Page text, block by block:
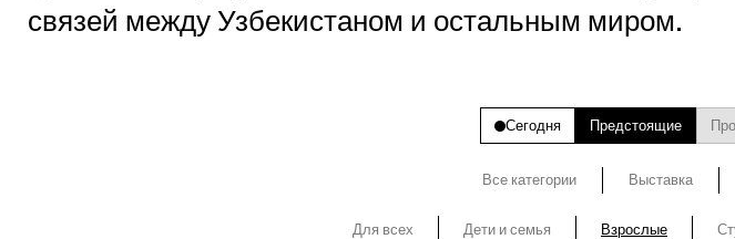
связей между Узбекистаном и остальным миром.
Сегодня Предстоящие
Все категории Выставка
Для всех Дети и семья Взрослые